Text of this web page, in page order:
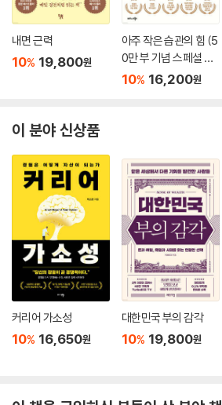
내면 근력
10% 19,800원
아주 작은 습관의 힘 (5
0만 부 기념 스페셜 에
디션)
10% 16,200원
이 분야 신상품
커리어 가소성
10% 16,650원
대한민국 부의 감각
10% 19,800원